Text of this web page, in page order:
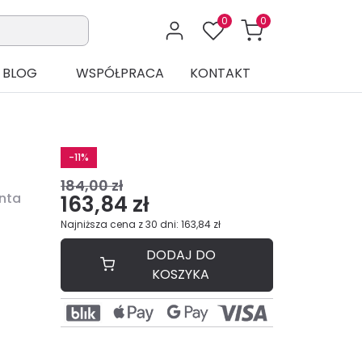
0 0
BLOG WSPÓŁPRACA KONTAKT
-11%
184,00 zł
163,84 zł
Najniższa cena z 30 dni: 163,84 zł
DODAJ DO
KOSZYKA